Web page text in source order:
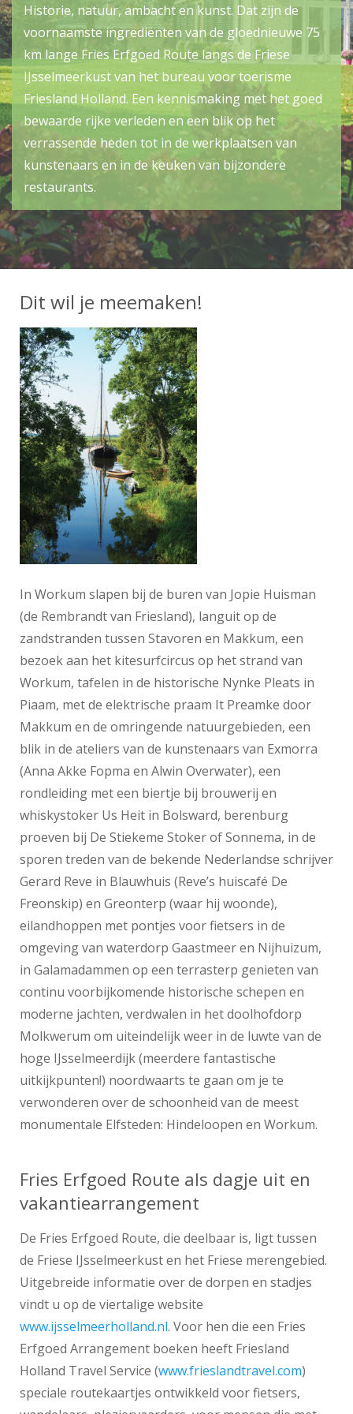
Historie, natuur, ambacht en kunst. Dat zijn de
voornaamste ingrediënten van de gloednieuwe 75
km lange Fries Erfgoed Route langs de Friese
IJsselmeerkust van het bureau voor toerisme
Friesland Holland. Een kennismaking met het goed
bewaarde rijke verleden en een blik op het
verrassende heden tot in de werkplaatsen van
kunstenaars en in de keuken van bijzondere
restaurants.
Dit wil je meemaken!
In Workum slapen bij de buren van Jopie Huisman
(de Rembrandt van Friesland), languit op de
zandstranden tussen Stavoren en Makkum, een
bezoek aan het kitesurfcircus op het strand van
Workum, tafelen in de historische Nynke Pleats in
Piaam, met de elektrische praam It Preamke door
Makkum en de omringende natuurgebieden, een
blik in de ateliers van de kunstenaars van Exmorra
(Anna Akke Fopma en Alwin Overwater), een
rondleiding met een biertje bij brouwerij en
whiskystoker Us Heit in Bolsward, berenburg
proeven bij De Stiekeme Stoker of Sonnema, in de
sporen treden van de bekende Nederlandse schrijver
Gerard Reve in Blauwhuis (Reve’s huiscafé De
Freonskip) en Greonterp (waar hij woonde),
eilandhoppen met pontjes voor fietsers in de
omgeving van waterdorp Gaastmeer en Nijhuizum,
in Galamadammen op een terrasterp genieten van
continu voorbijkomende historische schepen en
moderne jachten, verdwalen in het doolhofdorp
Molkwerum om uiteindelijk weer in de luwte van de
hoge IJsselmeerdijk (meerdere fantastische
uitkijkpunten!) noordwaarts te gaan om je te
verwonderen over de schoonheid van de meest
monumentale Elfsteden: Hindeloopen en Workum.
Fries Erfgoed Route als dagje uit en
vakantiearrangement
De Fries Erfgoed Route, die deelbaar is, ligt tussen
de Friese IJsselmeerkust en het Friese merengebied.
Uitgebreide informatie over de dorpen en stadjes
vindt u op de viertalige website
www.ijsselmeerholland.nl. Voor hen die een Fries
Erfgoed Arrangement boeken heeft Friesland
Holland Travel Service (www.frieslandtravel.com)
speciale routekaartjes ontwikkeld voor fietsers,